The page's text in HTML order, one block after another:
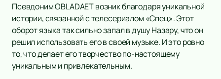
Псевдоним OBLADAET возник благодаря уникальной
истории, связанной с телесериалом «Спец». Этот
оборот языка так сильно запал в душу Назару, что он
решил использовать его в своей музыке. И это ровно
то, что делает его творчество по-настоящему
уникальным и привлекательным.